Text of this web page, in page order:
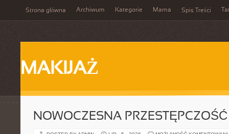
Strona główna Archiwum Kategorie Mama Spis Treści
MAKIJAŻ
NOWOCZESNA PRZESTĘPCZOŚĆ